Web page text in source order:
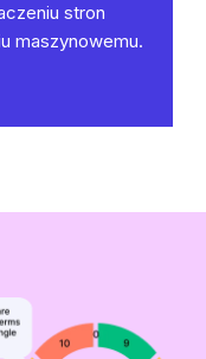
stron
maszynowemu.